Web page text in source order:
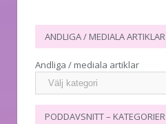
ANDLIGA / MEDIALA ARTIKLAR
Andliga / mediala artiklar
PODDAVSNITT – KATEGORIER